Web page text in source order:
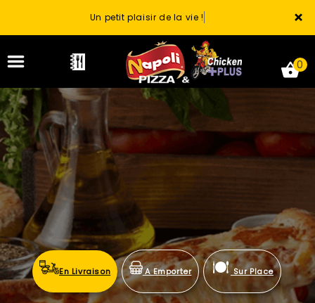
×
Un petit plaisir de la vie !
ACCUEIL
LA CARTE
VOTRE COMPTE
NOTRE RESTAURANT
VOS AVIS
0
En Livraison A Emporter Sur Place